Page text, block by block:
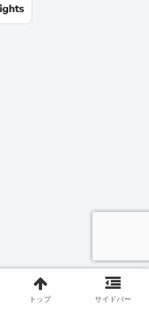
トップ サイドバー